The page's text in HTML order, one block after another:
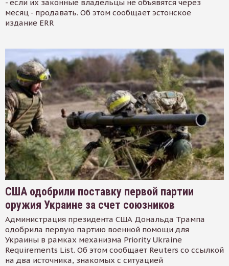
- если их законные владельцы не объявятся через
месяц - продавать. Об этом сообщает эстонское
издание ERR
США одобрили поставку первой партии
оружия Украине за счет союзников
Администрация президента США Дональда Трампа
одобрила первую партию военной помощи для
Украины в рамках механизма Priority Ukraine
Requirements List. Об этом сообщает Reuters со ссылкой
на два источника, знакомых с ситуацией